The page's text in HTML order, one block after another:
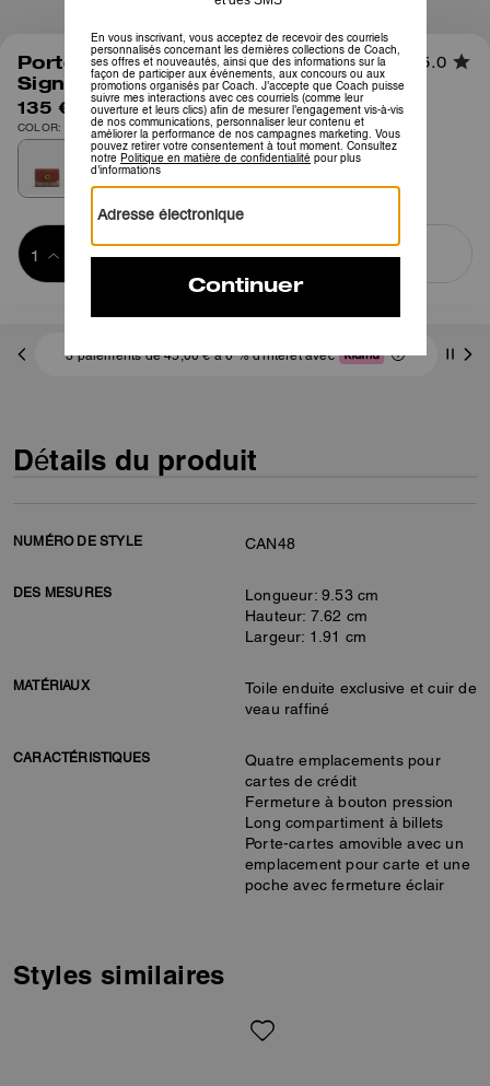
1/3
Porte-cartes Essentiel En Toile
Signature
5.0
135 €
COLOR: Laiton/Caramel beige
Ajouter au
BAG
ACHETER MAINTENANT
3 paiements de 45,00 € à 0 % d'intérêt avec
Détails du produit
NUMÉRO DE STYLE CAN48
DES MESURES
Longueur: 9.53 cm
Hauteur: 7.62 cm
Largeur: 1.91 cm
MATÉRIAUX
Toile enduite exclusive et cuir de
veau raffiné
CARACTÉRISTIQUES
Quatre emplacements pour
cartes de crédit
Fermeture à bouton pression
Long compartiment à billets
Porte-cartes amovible avec un
emplacement pour carte et une
poche avec fermeture éclair
Styles similaires